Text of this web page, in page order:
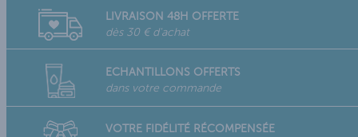
LIVRAISON 48H OFFERTE
dès 30 € d'achat
ECHANTILLONS OFFERTS
dans votre commande
VOTRE FIDÉLITÉ RÉCOMPENSÉE